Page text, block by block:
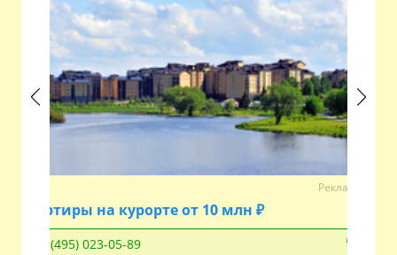
Previous
Реклама
Квартиры на курорте от 10 млн ₽
+7 (495) 023-05-89